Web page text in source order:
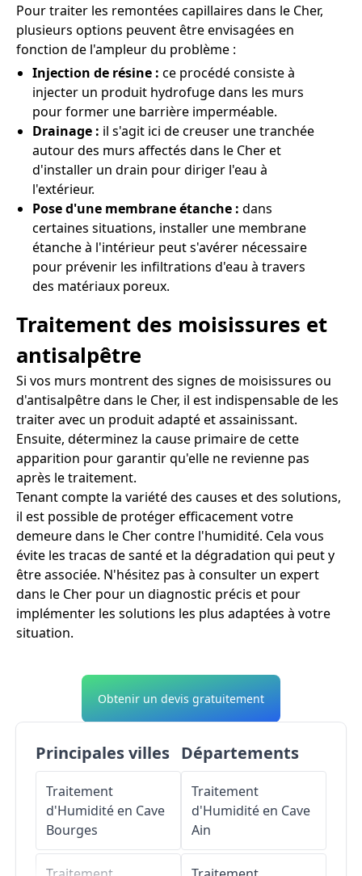
Pour traiter les remontées capillaires dans le Cher,
plusieurs options peuvent être envisagées en
fonction de l'ampleur du problème :
Injection de résine : ce procédé consiste à
injecter un produit hydrofuge dans les murs
pour former une barrière imperméable.
Drainage : il s'agit ici de creuser une tranchée
autour des murs affectés dans le Cher et
d'installer un drain pour diriger l'eau à
l'extérieur.
Pose d'une membrane étanche : dans
certaines situations, installer une membrane
étanche à l'intérieur peut s'avérer nécessaire
pour prévenir les infiltrations d'eau à travers
des matériaux poreux.
Traitement des moisissures et
antisalpêtre
Si vos murs montrent des signes de moisissures ou
d'antisalpêtre dans le Cher, il est indispensable de les
traiter avec un produit adapté et assainissant.
Ensuite, déterminez la cause primaire de cette
apparition pour garantir qu'elle ne revienne pas
après le traitement.
Tenant compte la variété des causes et des solutions,
il est possible de protéger efficacement votre
demeure dans le Cher contre l'humidité. Cela vous
évite les tracas de santé et la dégradation qui peut y
être associée. N'hésitez pas à consulter un expert
dans le Cher pour un diagnostic précis et pour
implémenter les solutions les plus adaptées à votre
situation.
Obtenir un devis gratuitement
Principales villes
Traitement
d'Humidité en Cave
Bourges
Départements
Traitement
d'Humidité en Cave
Ain